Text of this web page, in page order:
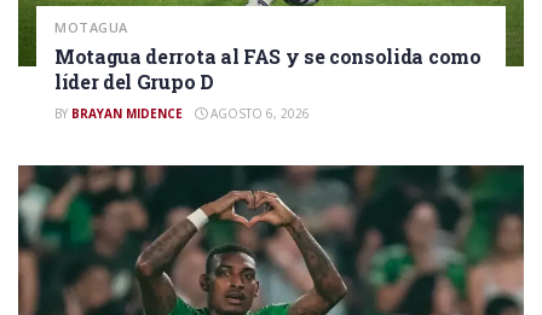
MOTAGUA
Motagua derrota al FAS y se consolida como
líder del Grupo D
BY BRAYAN MIDENCE AGOSTO 6, 2026